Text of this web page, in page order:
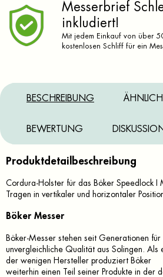
Messerbrief
inkludiert!
Mit jedem Einkauf von über
kostenlosen Schliff für ein
BESCHREIBUNG
BEWERTUNG
Produktdetailbeschreibung
Cordura-Holster für das Böker Speedlock I
Tragen in vertikaler und horizontaler
Böker Messer
Böker-Messer stehen seit Generationen für
unvergleichliche Qualität aus Solingen. Als
der wenigen Hersteller produziert Böker
weiterhin einen Teil seiner Produkte in der